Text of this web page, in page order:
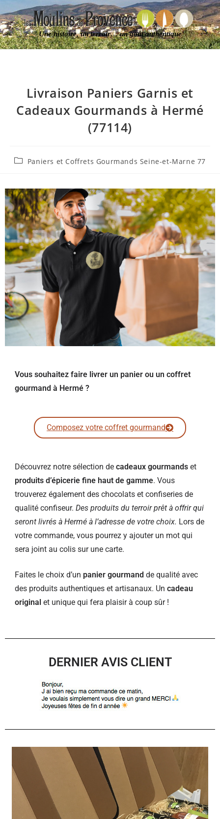
Une histoire, un terroir… un goût authentique
Livraison Paniers Garnis et
Cadeaux Gourmands à Hermé
(77114)
Paniers et Coffrets Gourmands Seine-et-Marne 77
Vous souhaitez faire livrer un panier ou un coffret
gourmand à Hermé ?
Composez votre coffret gourmand
Découvrez notre sélection de cadeaux gourmands et
produits d’épicerie fine haut de gamme. Vous
trouverez également des chocolats et confiseries de
qualité confiseur. Des produits du terroir prêt à offrir qui
seront livrés à Hermé à l’adresse de votre choix. Lors de
votre commande, vous pourrez y ajouter un mot qui
sera joint au colis sur une carte.
Faites le choix d’un panier gourmand de qualité avec
des produits authentiques et artisanaux. Un cadeau
original et unique qui fera plaisir à coup sûr !
DERNIER AVIS CLIENT